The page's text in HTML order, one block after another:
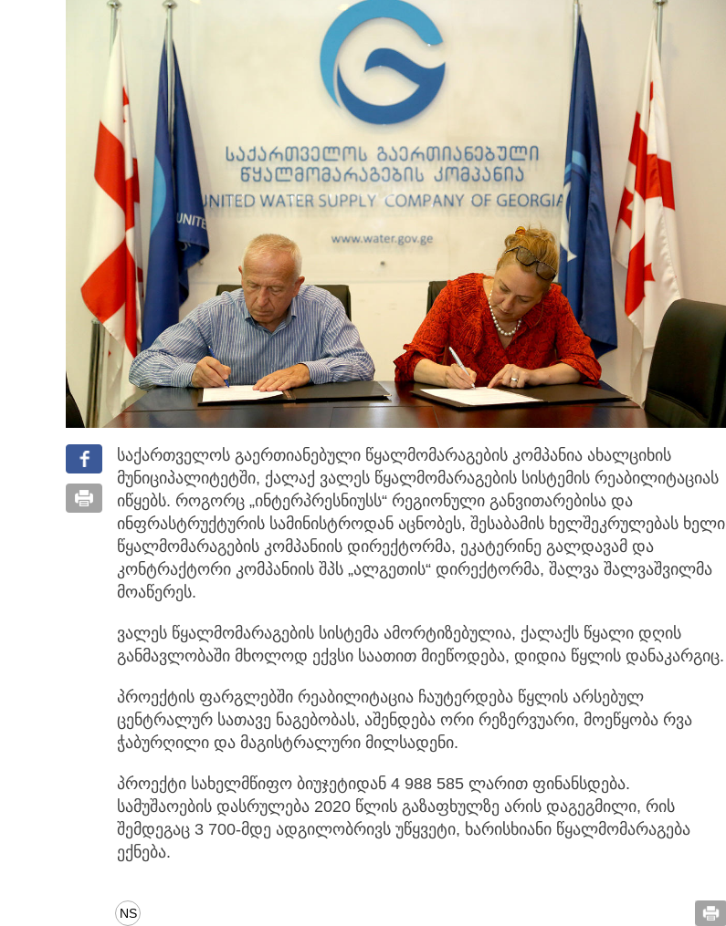
საქართველოს გაერთიანებული წყალმომარაგების კომპანია ახალციხის
მუნიციპალიტეტში, ქალაქ ვალეს წყალმომარაგების სისტემის რეაბილიტაციას
იწყებს. როგორც „ინტერპრესნიუსს“ რეგიონული განვითარებისა და
ინფრასტრუქტურის სამინისტროდან აცნობეს, შესაბამის ხელშეკრულებას ხელი
წყალმომარაგების კომპანიის დირექტორმა, ეკატერინე გალდავამ და
კონტრაქტორი კომპანიის შპს „ალგეთის“ დირექტორმა, შალვა შალვაშვილმა
მოაწერეს.
ვალეს წყალმომარაგების სისტემა ამორტიზებულია, ქალაქს წყალი დღის
განმავლობაში მხოლოდ ექვსი საათით მიეწოდება, დიდია წყლის დანაკარგიც.
პროექტის ფარგლებში რეაბილიტაცია ჩაუტერდება წყლის არსებულ
ცენტრალურ სათავე ნაგებობას, აშენდება ორი რეზერვუარი, მოეწყობა რვა
ჭაბურღილი და მაგისტრალური მილსადენი.
პროექტი სახელმწიფო ბიუჯეტიდან 4 988 585 ლარით ფინანსდება.
სამუშაოების დასრულება 2020 წლის გაზაფხულზე არის დაგეგმილი, რის
შემდეგაც 3 700-მდე ადგილობრივს უწყვეტი, ხარისხიანი წყალმომარაგება
ექნება.